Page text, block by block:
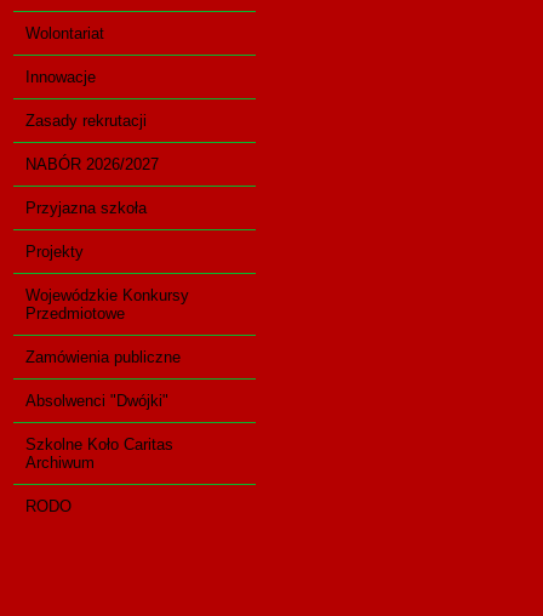
Wolontariat
Innowacje
Zasady rekrutacji
NABÓR 2026/2027
Przyjazna szkoła
Projekty
Wojewódzkie Konkursy
Przedmiotowe
Zamówienia publiczne
Absolwenci "Dwójki"
Szkolne Koło Caritas
Archiwum
RODO